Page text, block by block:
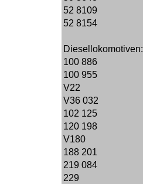
52 8109
52 8154
Diesellokomotiven:
100 886
100 955
V22
V36 032
102 125
120 198
V180
188 201
219 084
229